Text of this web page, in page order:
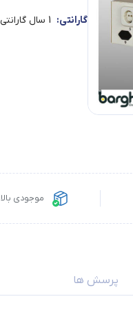
گارانتی: 1 سال گارانتی برقچی
موجودی بالا
پرسش ها